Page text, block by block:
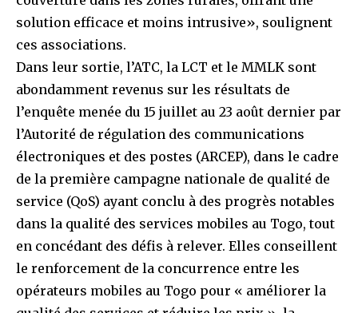
solution efficace et moins intrusive», soulignent
ces associations.
Dans leur sortie, l’ATC, la LCT et le MMLK sont
abondamment revenus sur les résultats de
l’enquête menée du 15 juillet au 23 août dernier par
l’Autorité de régulation des communications
électroniques et des postes (ARCEP), dans le cadre
de la première campagne nationale de qualité de
service (QoS) ayant conclu à des progrès notables
dans la qualité des services mobiles au Togo, tout
en concédant des défis à relever. Elles conseillent
le renforcement de la concurrence entre les
opérateurs mobiles au Togo pour « améliorer la